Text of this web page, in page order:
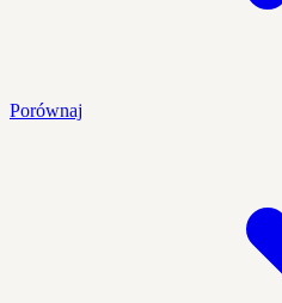
Porównaj